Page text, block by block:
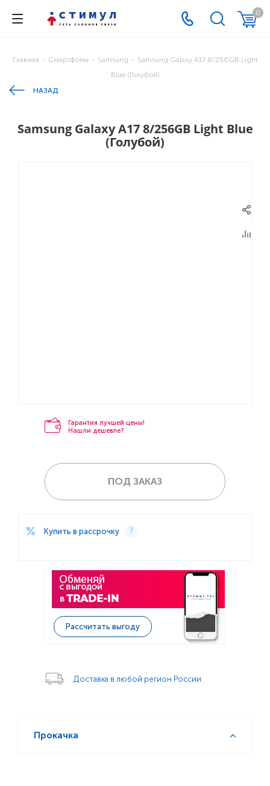
0
Главная - Смартфоны - Samsung - Samsung Galaxy A17 8/256GB Light
Blue (Голубой)
НАЗАД
Samsung Galaxy A17 8/256GB Light Blue
(Голубой)
Гарантия лучшей цены!
Нашли дешевле?
ПОД ЗАКАЗ
Купить в рассрочку
Рассчитать выгоду
Доставка в любой регион России
Прокачка